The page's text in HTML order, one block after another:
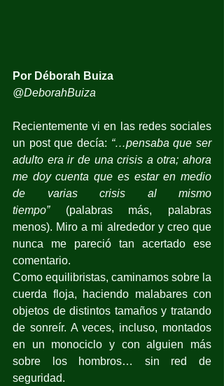
Por Déborah Buiza
@DeborahBuiza
Recientemente vi en las redes sociales
un post que decía: “…pensaba que ser
adulto era ir de una crisis a otra; ahora
me doy cuenta que es estar en medio
de varias crisis al mismo
tiempo” (palabras más, palabras
menos). Miro a mi alrededor y creo que
nunca me pareció tan acertado ese
comentario.
Como equilibristas, caminamos sobre la
cuerda floja, haciendo malabares con
objetos de distintos tamaños y tratando
de sonreír. A veces, incluso, montados
en un monociclo y con alguien más
sobre los hombros… sin red de
seguridad.